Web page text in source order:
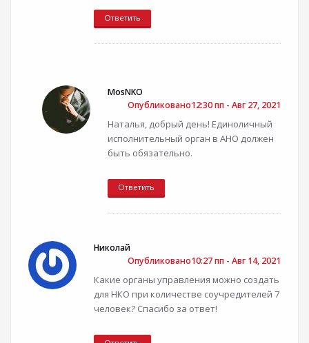
Ответить
MosNKO
Опубликовано12:30 пп - Авг 27, 2021
Наталья, добрый день! Единоличный
исполнительный орган в АНО должен
быть обязательно.
Ответить
Николай
Опубликовано10:27 пп - Авг 14, 2021
Какие органы управления можно создать
для НКО при количестве соучредителей 7
человек? Спасибо за ответ!